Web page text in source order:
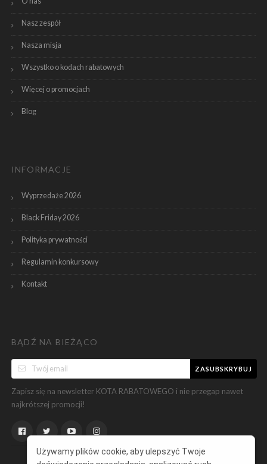
Nasz zespół
Nasza misja
Wszystko o kodach rabatowych
Więcej o promocjach
Blog
INFORMACJE
Wyprzedaże 2026
Black Friday 2026
Polityka prywatności
Regulamin konkursowy
Kontakt
BĄDŹ NA BIEŻĄCO
ZASUBSKRYBUJ
Zapisz się na newsletter KOTA RABATOWEGO i nie przegap nawet
najkrótszej promocji!
Używamy plików cookie, aby ulepszyć Twoje